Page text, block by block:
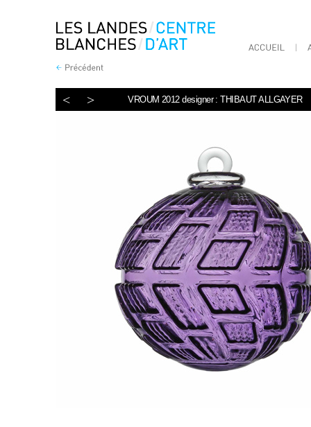
VROUM 2012 designer : THIBAUT ALLGAYER
< >